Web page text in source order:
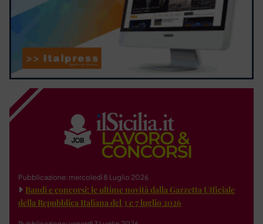
Pubblicazione: mercoledì 8 Luglio 2026
Bandi e concorsi: le ultime novità dalla Gazzetta Ufficiale
della Repubblica Italiana del 3 e 7 luglio 2026